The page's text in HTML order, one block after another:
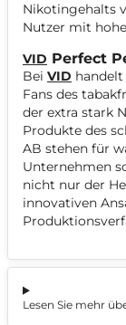
Nikotingehalts
Nutzer mit
VID Perfect
Bei VID
Fans des
der extra stark
Produkte des
AB stehen für
Unternehmen
nicht nur der
innovativen
Lesen Sie mehr